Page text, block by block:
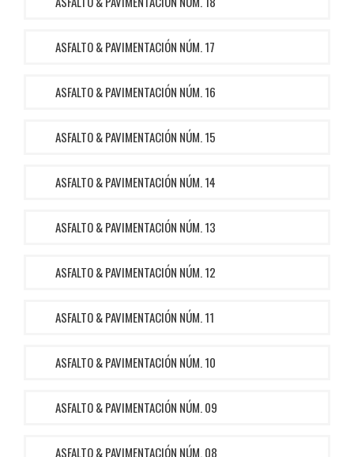
ASFALTO & PAVIMENTACIÓN NÚM. 17
ASFALTO & PAVIMENTACIÓN NÚM. 16
ASFALTO & PAVIMENTACIÓN NÚM. 15
ASFALTO & PAVIMENTACIÓN NÚM. 14
ASFALTO & PAVIMENTACIÓN NÚM. 13
ASFALTO & PAVIMENTACIÓN NÚM. 12
ASFALTO & PAVIMENTACIÓN NÚM. 11
ASFALTO & PAVIMENTACIÓN NÚM. 10
ASFALTO & PAVIMENTACIÓN NÚM. 09
ASFALTO & PAVIMENTACIÓN NÚM. 08